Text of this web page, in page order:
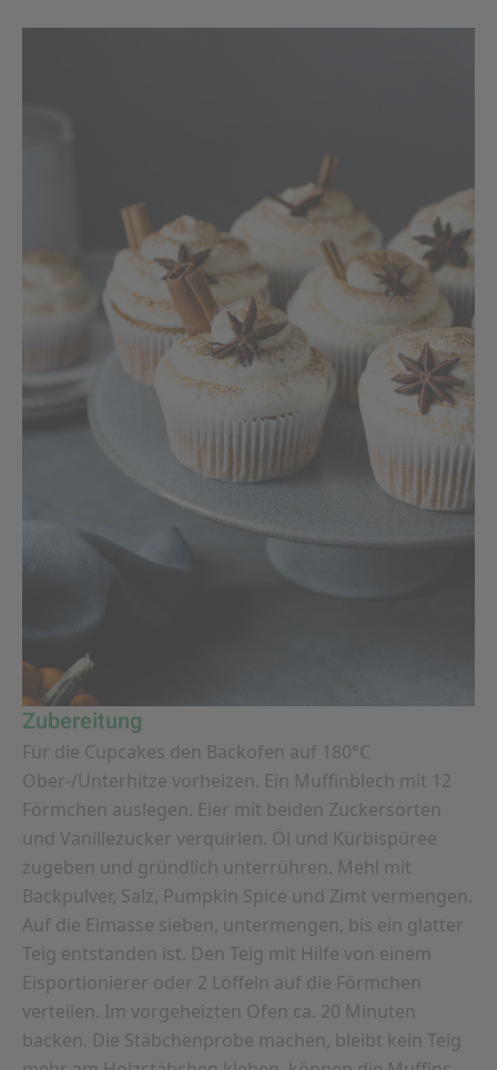
Zubereitung
Für die Cupcakes den Backofen auf 180°C
Ober-/Unterhitze vorheizen. Ein Muffinblech mit 12
Förmchen auslegen. Eier mit beiden Zuckersorten
und Vanillezucker verquirlen. Öl und Kürbispüree
zugeben und gründlich unterrühren. Mehl mit
Backpulver, Salz, Pumpkin Spice und Zimt vermengen.
Auf die Eimasse sieben, untermengen, bis ein glatter
Teig entstanden ist. Den Teig mit Hilfe von einem
Eisportionierer oder 2 Löffeln auf die Förmchen
verteilen. Im vorgeheizten Ofen ca. 20 Minuten
backen. Die Stäbchenprobe machen, bleibt kein Teig